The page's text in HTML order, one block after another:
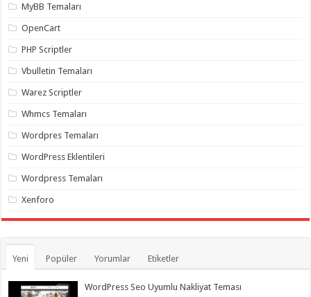
gaziantep
gaziantep
gaziantep
twitter
hilesi ,
takipçi
instagram
hilesi ,
MyBB Temaları
OpenCart
PHP Scriptler
Vbulletin Temaları
Warez Scriptler
Whmcs Temaları
Wordpres Temaları
WordPress Eklentileri
Wordpress Temaları
Xenforo
Yeni Popüler Yorumlar Etiketler
WordPress Seo Uyumlu Nakliyat Teması